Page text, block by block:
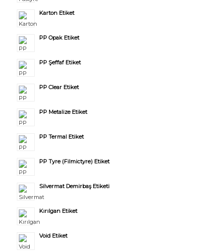
Karton Etiket
PP Opak Etiket
PP Şeffaf Etiket
PP Clear Etiket
PP Metalize Etiket
PP Termal Etiket
PP Tyre (Filmictyre) Etiket
Silvermat Demirbaş Etiketi
Kırılgan Etiket
Void Etiket